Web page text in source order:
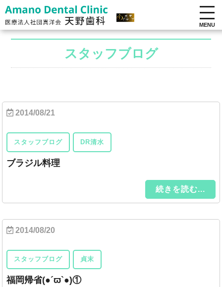
MENU
スタッフブログ
2014/08/21
スタッフブログ DR清水
ブラジル料理
続きを読む...
2014/08/20
スタッフブログ 貞末
福岡帰省(●´ϖ`●)①